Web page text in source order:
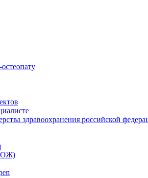
здравоохранения российской